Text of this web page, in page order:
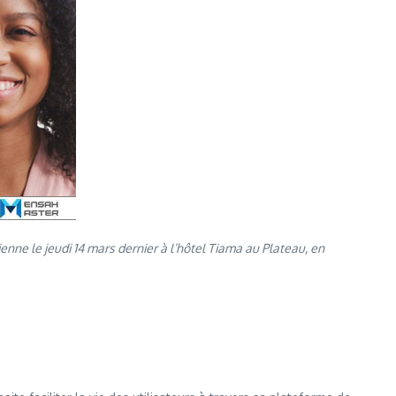
le jeudi 14 mars dernier à l’hôtel Tiama au Plateau, en